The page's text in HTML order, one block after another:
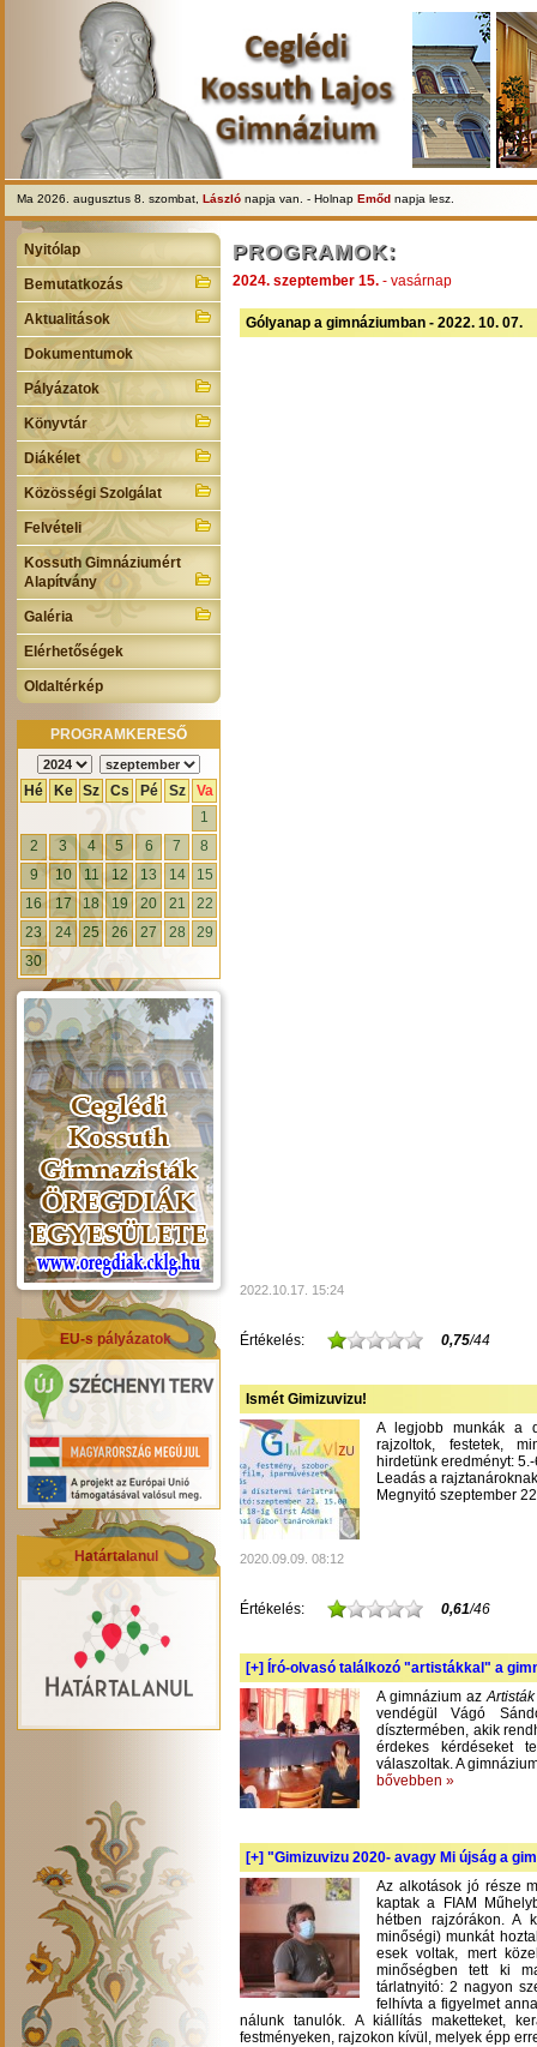
Ma 2026. augusztus 8. szombat, László napja van. - Holnap Emőd napja lesz.
Nyitólap
Bemutatkozás
Aktualitások
Dokumentumok
Pályázatok
Könyvtár
Diákélet
Közösségi Szolgálat
Felvételi
Kossuth Gimnáziumért
Alapítvány
Galéria
Elérhetőségek
Oldaltérkép
PROGRAMKERESŐ
Hé Ke Sz Cs Pé Sz
Va
1
2
3 4 5 6 7
8
9
10 11 12 13 14
15
16
17 18 19 20 21
22
23
24 25 26 27 28
29
30
EU-s pályázatok
Határtalanul
PROGRAMOK:
2024. szeptember 15. - vasárnap
Gólyanap a gimnáziumban - 2022. 10. 07.
2022.10.17. 15:24
Értékelés: 0,75/44
Ismét Gimizuvizu!
A legjobb munkák a
rajzoltok, festetek,
hirdetünk eredményt:
Leadás a
Megnyitó szeptember
2020.09.09. 08:12
Értékelés: 0,61/46
[+] Író-olvasó találkozó "artistákkal" a
A gimnázium az
vendégül Vágó
dísztermében, akik
érdekes kérdéseket
válaszoltak. A
bővebben »
[+] "Gimizuvizu 2020- avagy Mi újság a
Az alkotások jó része
kaptak a FIAM
hétben rajzórákon. A
minőségi) munkát
esek voltak, mert
minőségben tett ki
tárlatnyitó: 2 nagyon
felhívta a figyelmet
nálunk tanulók. A kiállítás maketteket,
festményeken, rajzokon kívül, melyek épp